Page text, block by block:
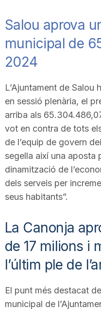
g
n
a
Salou aprova
municipal de
2024
L’Ajuntament de Salou
en sessió plenària, el
arriba als
vot en contra de tots
de l’equip de govern
segella així una aposta
dinamització de
dels serveis per
seus habitants”.
La Canonja
de 17 milions i
l’últim ple de
El punt més destacat
municipal de